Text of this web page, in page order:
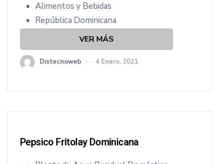
Alimentos y Bebidas
República Dominicana
VER MÁS
Distecnoweb 4 Enero, 2021
Pepsico Fritolay Dominicana